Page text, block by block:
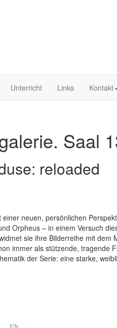
Unterricht Links Kontakt
Saal
reloaded
neuen, persönlichen
Orpheus – in einem Versuch
sie ihre Bilderreihe mit
immer als stützende, tragende
der Serie: eine starke,